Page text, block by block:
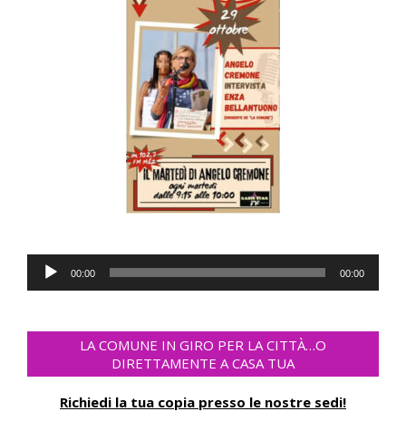
Audio-
Player
00:00 00:00
LA COMUNE IN GIRO PER LA CITTÀ…O
DIRETTAMENTE A CASA TUA
Richiedi la tua copia presso le nostre sedi!